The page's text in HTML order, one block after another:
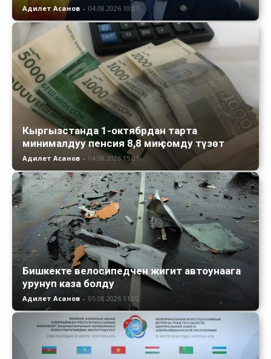
Адилет Асанов - 04.08.2026 10:07
Кыргызстанда 1-октябрдан тарта
минималдуу пенсия 8,8 миң сомду түзөт
Адилет Асанов - 04.08.2026 15:01
Бишкекте велосипедчен жигит автоунаага
урунуп каза болду
Адилет Асанов - 05.08.2026 11:02